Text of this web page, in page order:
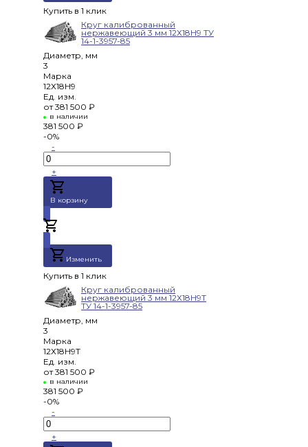
Купить в 1 клик
Круг калиброванный
нержавеющий 3 мм 12Х18Н9 ТУ
14-1-3957-85
Диаметр, мм
3
Марка
12Х18Н9
Ед. изм.
от 381 500 ₽
в наличии
381 500 ₽
-0%
-
+
В корзину
Изменить
Купить в 1 клик
Круг калиброванный
нержавеющий 3 мм 12Х18Н9Т
ТУ 14-1-3957-85
Диаметр, мм
3
Марка
12Х18Н9Т
Ед. изм.
от 381 500 ₽
в наличии
381 500 ₽
-0%
-
+